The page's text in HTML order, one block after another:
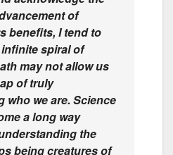
of
benefits, I tend to
spiral of
may not allow us
of truly
who we are. Science
a long way
the
being creatures of